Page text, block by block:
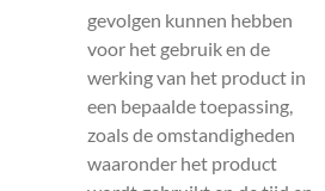
gevolgen kunnen hebben
voor het gebruik en de
werking van het product in
een bepaalde toepassing,
zoals de omstandigheden
waaronder het product